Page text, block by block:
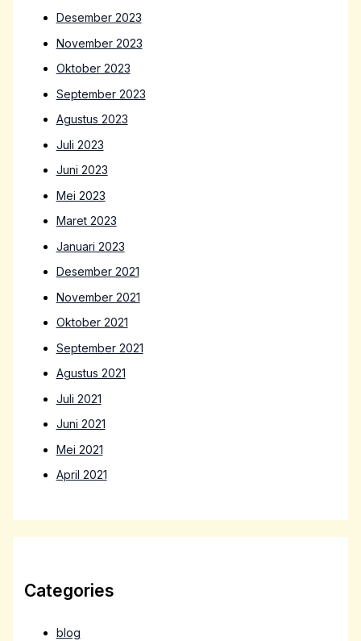
Desember 2023
November 2023
Oktober 2023
September 2023
Agustus 2023
Juli 2023
Juni 2023
Mei 2023
Maret 2023
Januari 2023
Desember 2021
November 2021
Oktober 2021
September 2021
Agustus 2021
Juli 2021
Juni 2021
Mei 2021
April 2021
Categories
blog